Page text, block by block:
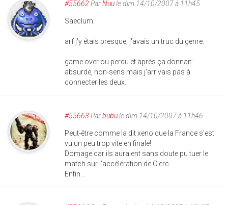
#55662 ParNuule dim 14/10/2007 à 11h45
Saeclum:
arf j'y étais presque, j'avais un truc du genre:
game over ou perdu et après ça donnait:
absurde, non-sens mais j'arrivais pas à
connecter les deux.
#55663 Parbubule dim 14/10/2007 à 11h46
Peut-être comme la dit xeno que la France s'est
vu un peu trop vite en finale!
Domage car ils auraient sans doute pu tuer le
match sur l'accélération de Clerc...
Enfin...